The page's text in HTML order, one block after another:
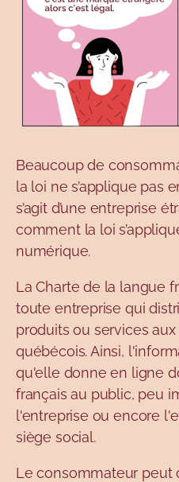
Beaucoup de
la loi ne s’applique pas
s’agit d’une entreprise
comment la loi
numérique.
La Charte de la langue
toute entreprise qui
produits ou services
québécois. Ainsi,
qu'elle donne en ligne
français au public, peu
l'entreprise ou encore
siège social.
Le consommateur peut